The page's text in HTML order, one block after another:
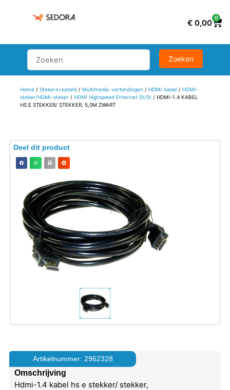
€ 0,00
0
Home/ Stekers+kabels/ Multimedia-verbindingen / HDMI-kabel/ HDMI-
steker/HDMI-steker/ HDMI Highspeed Ethernet St/St / HDMI-1.4 KABEL
HS E STEKKER/ STEKKER, 5,0M ZWART
Deel dit product
Artikelnummer: 2962328
Omschrijving
Hdmi-1.4 kabel hs e stekker/ stekker,